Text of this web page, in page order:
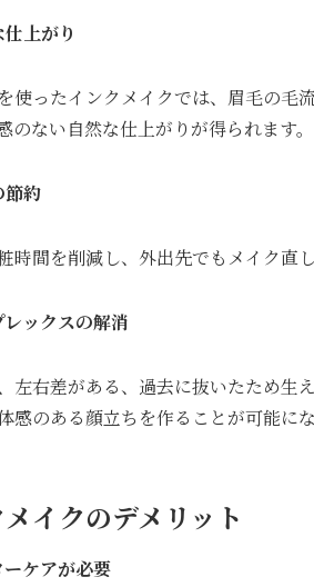
仕上がり
使ったインクメイクでは、眉毛の毛
のない自然な仕上がりが得られます。
節約
時間を削減し、外出先でもメイク直
レックスの解消
左右差がある、過去に抜いたため生
感のある顔立ちを作ることが可能にな
イクのデメリット
ーケアが必要